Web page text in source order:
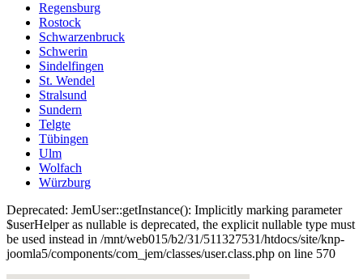
Regensburg
Rostock
Schwarzenbruck
Schwerin
Sindelfingen
St. Wendel
Stralsund
Sundern
Telgte
Tübingen
Ulm
Wolfach
Würzburg
Deprecated: JemUser::getInstance(): Implicitly marking parameter
$userHelper as nullable is deprecated, the explicit nullable type must
be used instead in /mnt/web015/b2/31/511327531/htdocs/site/knp-
joomla5/components/com_jem/classes/user.class.php on line 570